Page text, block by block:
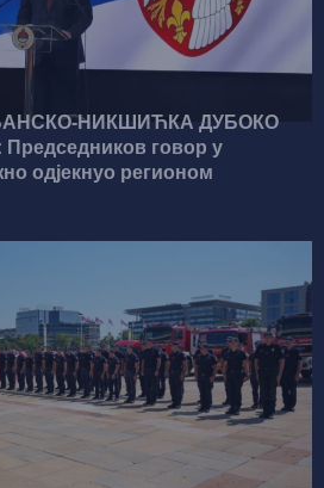
НИКШИЋКА ДУБОКО
говор у
одјекнуо регионом